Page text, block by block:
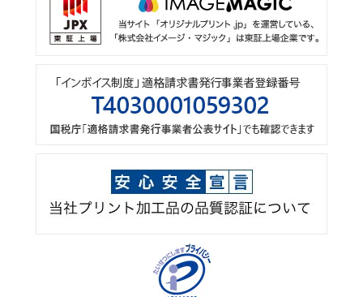
によるものです。ただし、必要な項目をいただけない場
合、適切な対応ができない場合があります。
7.ご本人が容易に認識できない方法による個人情報の取
得
当社サイトの一部ではクッキー（Cookie）を利用しており
ます。これは、ご本人様が当社のサイトに再度訪問された
際、より便利に当社サイトをご覧いただくためのものであ
り、ご本人様のプライバシーを侵害するものでなく、か